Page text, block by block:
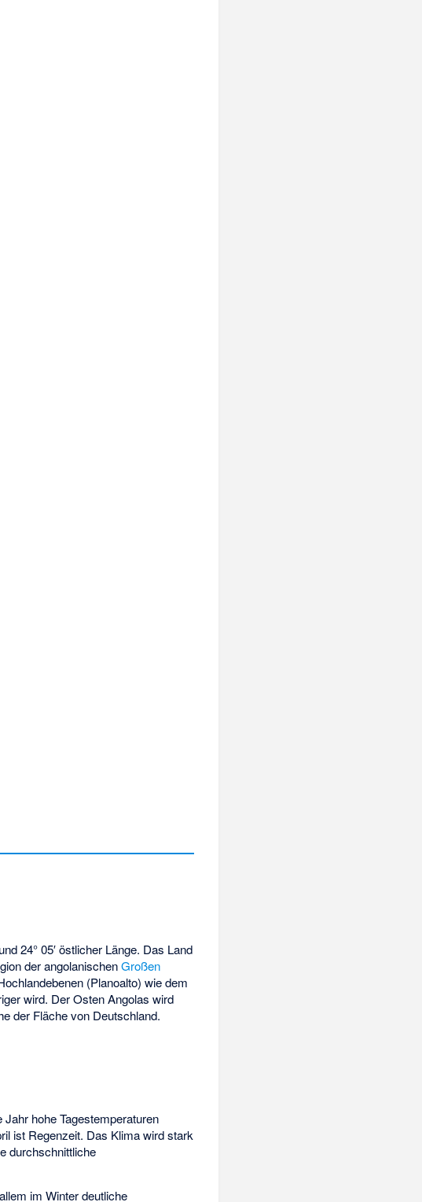
24° 05′ östlicher Länge. Das Land
der angolanischenGroßen
(Planoalto) wie dem
wird. Der Osten Angolas wird
der Fläche von Deutschland.
hohe Tagestemperaturen
ist Regenzeit. Das Klima wird stark
durchschnittliche
im Winter deutliche